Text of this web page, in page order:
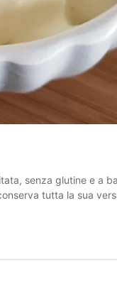
senza glutine e a
tutta la sua